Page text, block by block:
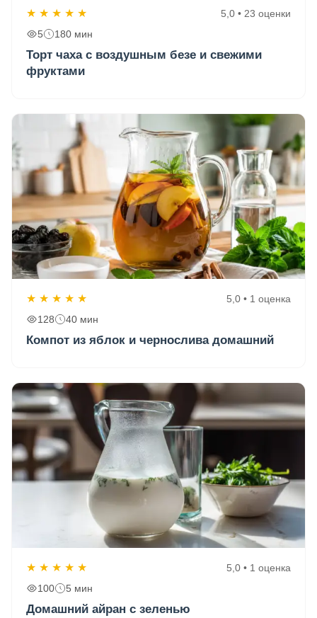
★ ★ ★ ★ ★
5,0 • 23 оценки
5
180 мин
Торт чаха с воздушным безе и свежими
фруктами
★ ★ ★ ★ ★
5,0 • 1 оценка
128
40 мин
Компот из яблок и чернослива домашний
★ ★ ★ ★ ★
5,0 • 1 оценка
100
5 мин
Домашний айран с зеленью